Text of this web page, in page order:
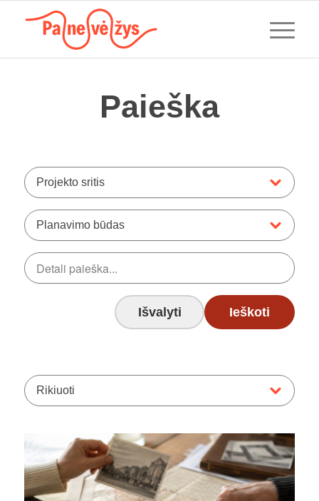
Paieška
Projekto sritis
Planavimo būdas
Išvalyti Ieškoti
Rikiuoti